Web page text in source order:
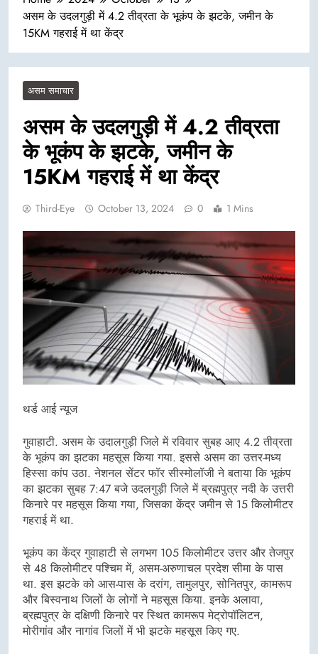
असम के उदलगुड़ी में 4.2 तीव्रता के भूकंप के झटके, जमीन के
15KM गहराई में था केंद्र
असम समाचार
असम के उदलगुड़ी में 4.2 तीव्रता
के भूकंप के झटके, जमीन के
15KM गहराई में था केंद्र
Third-Eye October 13, 2024 0 1 Mins
थर्ड आई न्यूज
गुवाहाटी. असम के उदालगुड़ी जिले में रविवार सुबह आए 4.2 तीव्रता
के भूकंप का झटका महसूस किया गया. इससे असम का उत्तर-मध्य
हिस्सा कांप उठा. नेशनल सेंटर फॉर सीस्मोलॉजी ने बताया कि भूकंप
का झटका सुबह 7:47 बजे उदलगुड़ी जिले में ब्रह्मपुत्र नदी के उत्तरी
किनारे पर महसूस किया गया, जिसका केंद्र जमीन से 15 किलोमीटर
गहराई में था.
भूकंप का केंद्र गुवाहाटी से लगभग 105 किलोमीटर उत्तर और तेजपुर
से 48 किलोमीटर पश्चिम में, असम-अरुणाचल प्रदेश सीमा के पास
था. इस झटके को आस-पास के दरांग, तामुलपुर, सोनितपुर, कामरूप
और बिस्वनाथ जिलों के लोगों ने महसूस किया. इनके अलावा,
ब्रह्मपुत्र के दक्षिणी किनारे पर स्थित कामरूप मेट्रोपॉलिटन,
मोरीगांव और नागांव जिलों में भी झटके महसूस किए गए.